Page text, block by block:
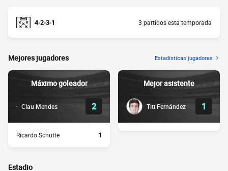
4-2-3-1 3 partidos esta temporada
Mejores jugadores Estadísticas jugadores
Máximo goleador
Clau Mendes 2
Ricardo Schutte 1
Mejor asistente
Titi Fernández 1
Estadio